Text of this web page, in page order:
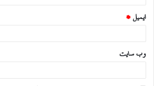
ایمیل *
وب‌ سایت